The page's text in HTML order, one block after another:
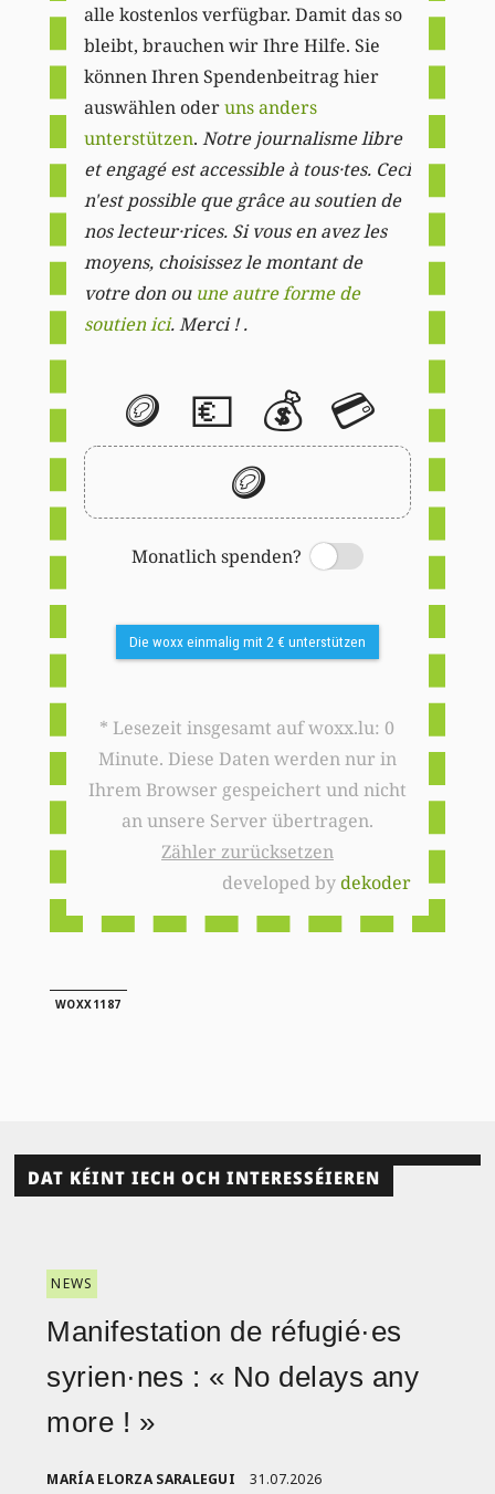
alle kostenlos verfügbar. Damit das so
bleibt, brauchen wir Ihre Hilfe. Sie
können Ihren Spendenbeitrag hier
auswählen oderuns anders
unterstützen. Notre journalisme libre
et engagé est accessible à tous·tes. Ceci
n'est possible que grâce au soutien de
nos lecteur·rices. Si vous en avez les
moyens, choisissez le montant de
votre don ou une autre forme de
soutien ici. Merci ! .
🪙 💶 💰 💳
🪙
Monatlich spenden?
Switch
Die woxx einmalig mit 2 € unterstützen
* Lesezeit insgesamt auf woxx.lu: 0
Minute. Diese Daten werden nur in
Ihrem Browser gespeichert und nicht
an unsere Server übertragen.
Zähler zurücksetzen
developed bydekoder
WOXX1187
DAT KÉINT IECH OCH INTERESSÉIEREN
NEWS
Manifestation de réfugié·es
syrien·nes : « No delays any
more ! »
MARÍA ELORZA SARALEGUI 31.07.2026